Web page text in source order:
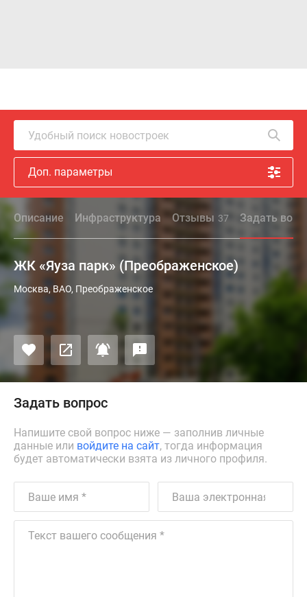
Удобный поиск новостроек
Доп. параметры
Описание Инфраструктура Отзывы 37 Задать
ЖК «Яуза парк» (Преображенское)
Москва, ВАО, Преображенское
Задать вопрос
Напишите свой вопрос ниже — заполнив личные
данные или войдите на сайт, тогда информация
будет автоматически взята из личного профиля.